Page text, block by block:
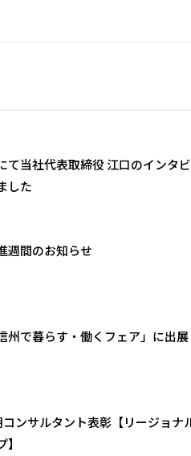
て当社代表取締役 江口のインタビ
した
週間のお知らせ
州で暮らす・働くフェア」に出
ンサルタント表彰【リージョナ